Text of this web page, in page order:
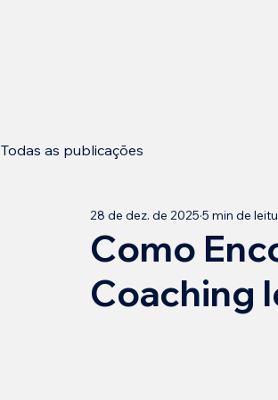
Todas as publicações
Como
Coaching
28 de dez. de 2025 5 min de